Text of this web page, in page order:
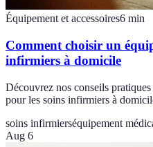
Équipement et accessoires6 min
Comment choisir un
infirmiers à domicile
Découvrez nos conseils
pour les soins infirmiers à
soins infirmierséquipement
Aug 6